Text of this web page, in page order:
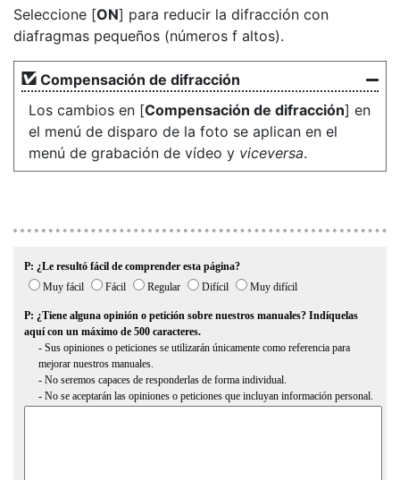
Seleccione [ON] para reducir la difracción con
diafragmas pequeños (números f altos).
Compensación de difracción
Los cambios en [Compensación de difracción] en
el menú de disparo de la foto se aplican en el
menú de grabación de vídeo y viceversa.